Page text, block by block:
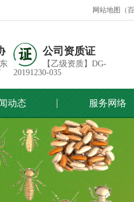
网站地图 （
公司资质证
【乙级资质】DG-
20191230-035
动态 服务网络